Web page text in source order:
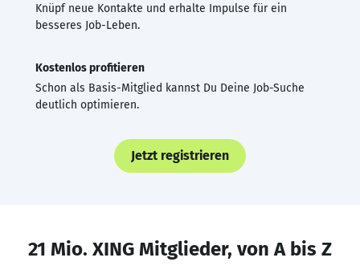
Knüpf neue Kontakte und erhalte Impulse für ein
besseres Job-Leben.
Kostenlos profitieren
Schon als Basis-Mitglied kannst Du Deine Job-Suche
deutlich optimieren.
Jetzt registrieren
21 Mio. XING Mitglieder, von A bis Z